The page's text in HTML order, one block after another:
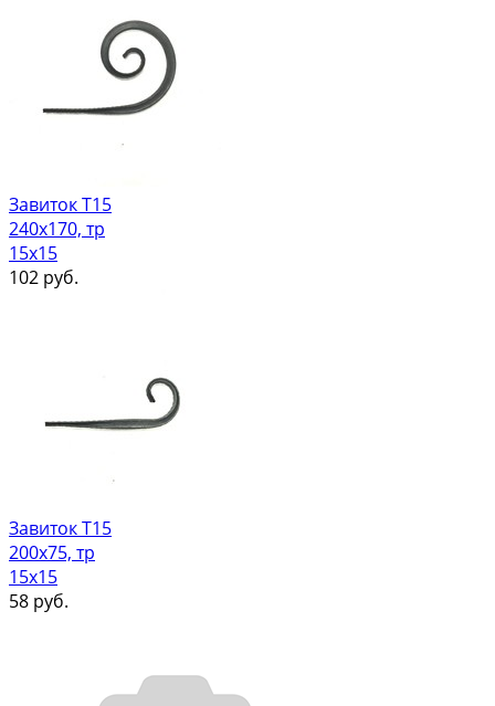
Завиток Т15
240х170, тр
15х15
102 руб.
Завиток Т15
200х75, тр
15х15
58 руб.